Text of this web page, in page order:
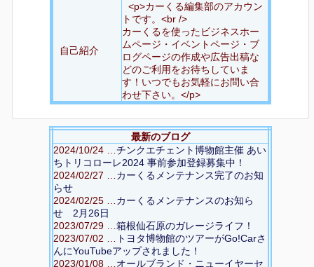
自己紹介
<p>カーくる編集部のアカウン
トです。<br />
カーくるを使ったビジネスホー
ムページ・イベントページ・ブ
ログページの作成や広告出稿な
どのご利用をお待ちしていま
す！いつでもお気軽にお問い合
わせ下さい。</p>
最新のブログ
2024/10/24 …チンクエチェント博物館主催 あい
ちトリコローレ2024 事前参加登録募集中！
2024/02/27 …カーくるメンテナンス完了のお知
らせ
2024/02/25 …カーくるメンテナンスのお知ら
せ 2月26日
2023/07/29 …箱根仙石原のガレージライフ！
2023/07/02 … トヨタ博物館のツアーがGo!Carさ
んにYouTubeアップされました！
2023/01/08 …オールブランド・ニューイヤーセ